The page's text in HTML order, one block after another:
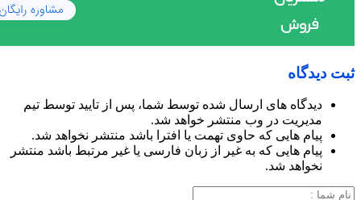
ثبت دیدگاه
دیدگاه های ارسال شده توسط شما، پس از تایید توسط تیم
مدیریت در وب منتشر خواهد شد.
پیام هایی که حاوی تهمت یا افترا باشد منتشر نخواهد شد.
پیام هایی که به غیر از زبان فارسی یا غیر مرتبط باشد منتشر
نخواهد شد.